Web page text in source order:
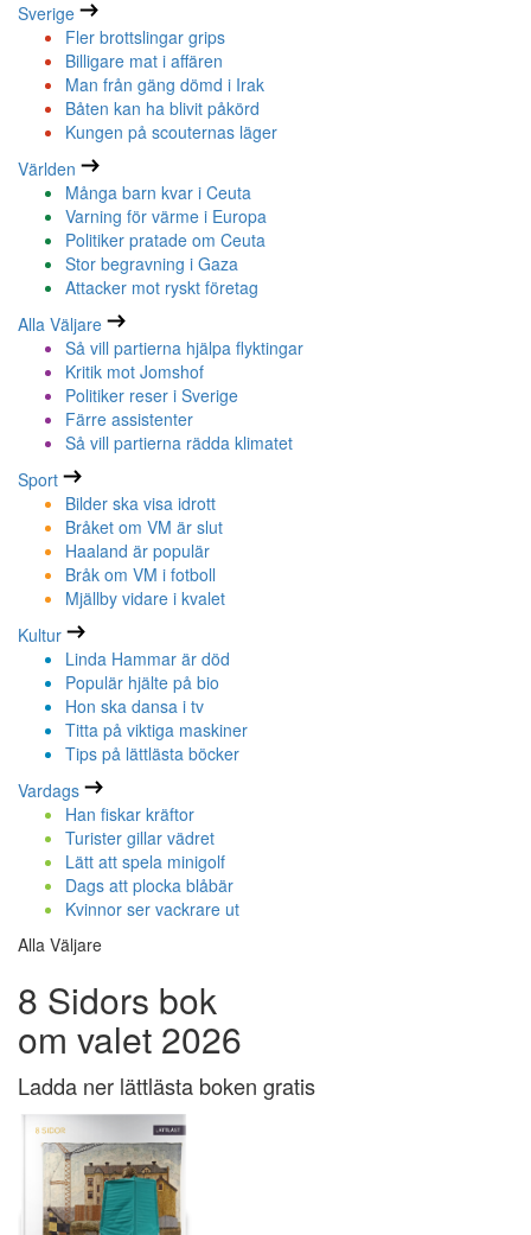
Sverige
Fler brottslingar grips
Billigare mat i affären
Man från gäng dömd i Irak
Båten kan ha blivit påkörd
Kungen på scouternas läger
Världen
Många barn kvar i Ceuta
Varning för värme i Europa
Politiker pratade om Ceuta
Stor begravning i Gaza
Attacker mot ryskt företag
Alla Väljare
Så vill partierna hjälpa flyktingar
Kritik mot Jomshof
Politiker reser i Sverige
Färre assistenter
Så vill partierna rädda klimatet
Sport
Bilder ska visa idrott
Bråket om VM är slut
Haaland är populär
Bråk om VM i fotboll
Mjällby vidare i kvalet
Kultur
Linda Hammar är död
Populär hjälte på bio
Hon ska dansa i tv
Titta på viktiga maskiner
Tips på lättlästa böcker
Vardags
Han fiskar kräftor
Turister gillar vädret
Lätt att spela minigolf
Dags att plocka blåbär
Kvinnor ser vackrare ut
Alla Väljare
8 Sidors bok
om valet 2026
Ladda ner lättlästa boken gratis